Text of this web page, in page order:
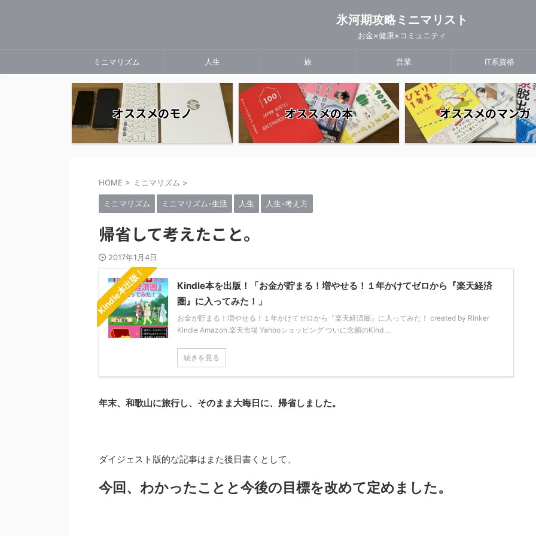
氷河期攻略ミニマリスト
お金×健康×コミュニティ
ミニマリズム 人生 旅 営業 IT系資格
オススメのモノ オススメの本 オススメのマンガ
HOME > ミニマリズム >
ミニマリズム ミニマリズム-生活 人生 人生-考え方
帰省して考えたこと。
2017年1月4日
Kindle本出版！
Kindle本を出版！「お金が貯まる！増やせる！１年かけてゼロから『楽天経済
圏』に入ってみた！」
お金が貯まる！増やせる！１年かけてゼロから『楽天経済圏』に入ってみた！ created by Rinker
Kindle Amazon 楽天市場 Yahooショッピング ついに念願のKind ...
続きを見る
年末、和歌山に旅行し、そのまま大晦日に、帰省しました。
ダイジェスト版的な記事はまた後日書くとして、
今回、わかったことと今後の目標を改めて定めました。